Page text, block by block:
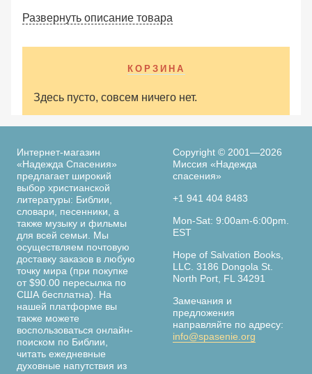
Развернуть описание товара
КОРЗИНА
Здесь пусто, совсем ничего нет.
Интернет-магазин
«Надежда Спасения»
предлагает широкий
выбор христианской
литературы: Библии,
словари, песенники, а
также музыку и фильмы
для всей семьи. Мы
осуществляем почтовую
доставку заказов в любую
точку мира (при покупке
от $90.00 пересылка по
США бесплатна). На
нашей платформе вы
также можете
воспользоваться онлайн-
поиском по Библии,
читать ежедневные
духовные напутствия из
Copyright © 2001—2026
Миссия «Надежда
спасения»
+1 941 404 8483
Mon-Sat: 9:00am-6:00pm.
EST
Hope of Salvation Books,
LLC. 3186 Dongola St.
North Port, FL 34291
Замечания и
предложения
направляйте по адресу:
info@spasenie.org